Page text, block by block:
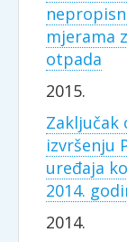
mjerama
otpada
2015.
Zaključak
izvršenju
uređaja
2014.
2014.